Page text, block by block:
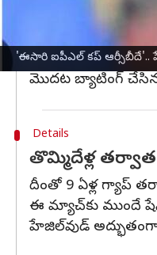
'ఈసారి ఐపీఎల్ కప్ ఆర్సీబీదే'..
లక్నో జరిగిన
లీగ్ దశ చివరి
మే 29న
మొదట బ్యాటింగ్ చేసిన
Details
తొమ్మిదేళ్ల
దీంతో 9 ఏళ్ల గ్యాప్
ఈ మ్యాచ్‌కు ముందే
హేజిల్‌వుడ్